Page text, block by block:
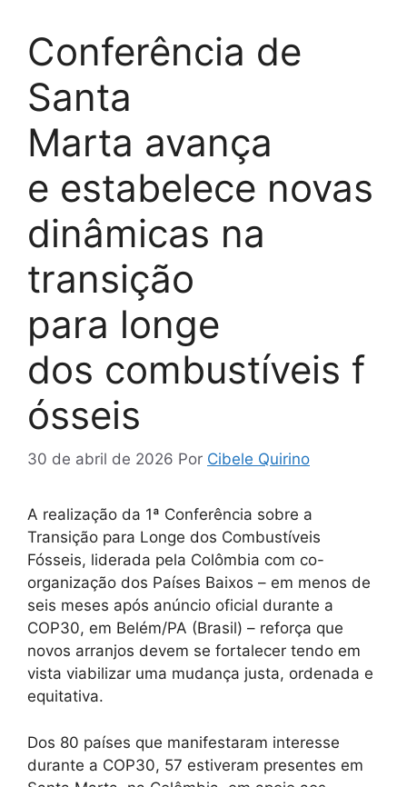
Conferência de
Santa
Marta avança
e estabelece novas
dinâmicas na
transição
para longe
dos combustíveis f
ósseis
30 de abril de 2026 Por Cibele Quirino
A realização da 1ª Conferência sobre a
Transição para Longe dos Combustíveis
Fósseis, liderada pela Colômbia com co-
organização dos Países Baixos – em menos de
seis meses após anúncio oficial durante a
COP30, em Belém/PA (Brasil) – reforça que
novos arranjos devem se fortalecer tendo em
vista viabilizar uma mudança justa, ordenada e
equitativa.
Dos 80 países que manifestaram interesse
durante a COP30, 57 estiveram presentes em